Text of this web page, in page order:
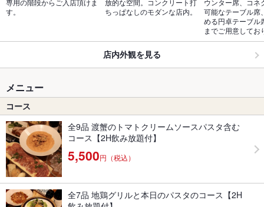
す。
ちっぱなしのモダンな店内。
可能なテーブル席
める円卓テーブル
までご用意してお
店内外観を見る
メニュー
コース
全9品 渡蟹のトマトクリームソースパスタ含む
コース【2H飲み放題付】
5,500円（税込）
全7品 地鶏グリルと本日のパスタのコース【2H